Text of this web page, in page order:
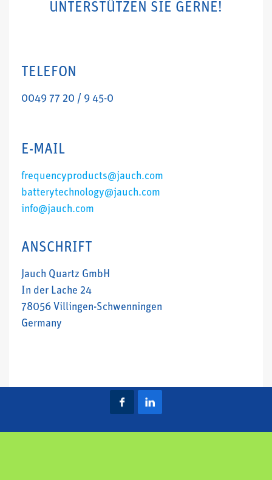
UNTERSTÜTZEN SIE GERNE!
TELEFON
0049 77 20 / 9 45-0
E-MAIL
frequencyproducts@jauch.com
batterytechnology@jauch.com
info@jauch.com
ANSCHRIFT
Jauch Quartz GmbH
In der Lache 24
78056 Villingen-Schwenningen
Germany